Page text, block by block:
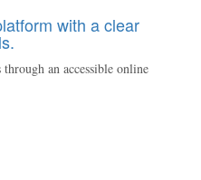
with a clear
an accessible online